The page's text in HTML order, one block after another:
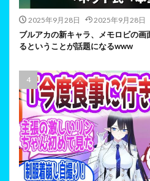
2025年9月28日 2025年9月28日
ブルアカの新キャラ、メモロビの画
るということが話題になるwww